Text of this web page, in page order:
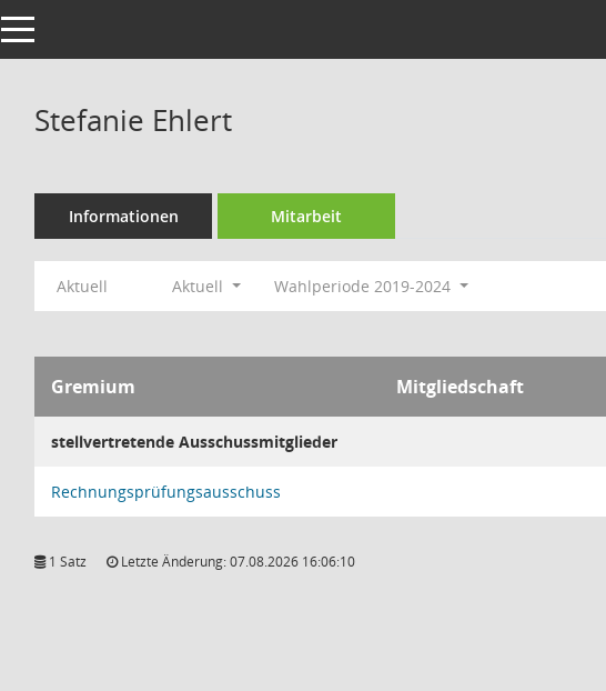
Toggle navigation
Stefanie Ehlert
Informationen Mitarbeit
Aktuell Aktuell Wahlperiode 2019-2024
Gremium Mitgliedschaft
stellvertretende Ausschussmitglieder
Rechnungsprüfungsausschuss
1 Satz Letzte Änderung: 07.08.2026 16:06:10